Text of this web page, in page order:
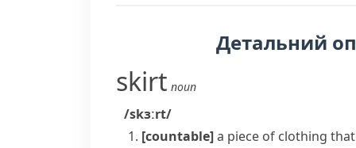
Детальний
skirt noun
/skɜːrt/
[countable]a piece of clothing